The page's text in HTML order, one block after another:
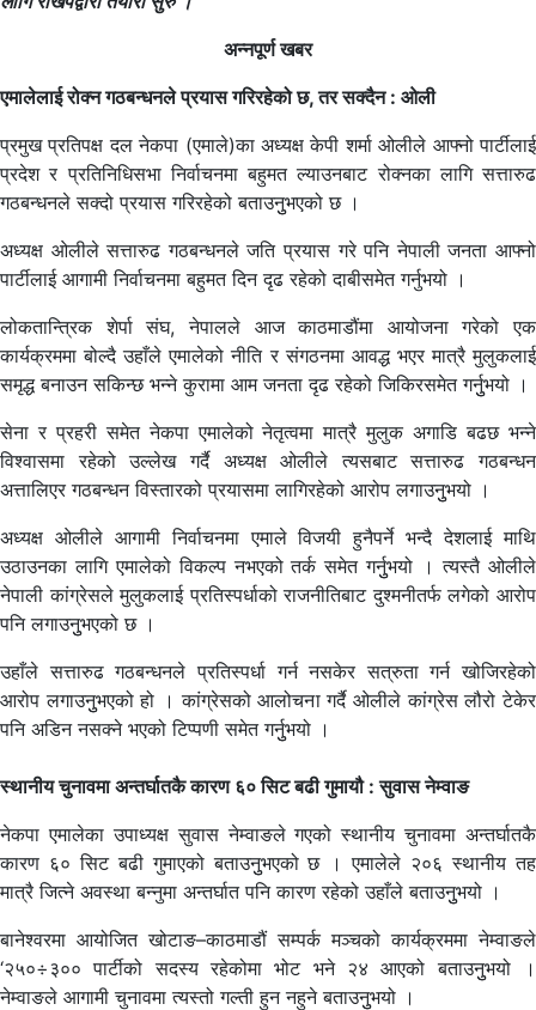
अन्नपूर्ण खबर
एमालेलाई रोक्न गठबन्धनले प्रयास गरिरहेको छ, तर सक्दैन : ओली
प्रमुख प्रतिपक्ष दल नेकपा (एमाले)का अध्यक्ष केपी शर्मा ओलीले आफ्नो पार्टीलाई
प्रदेश र प्रतिनिधिसभा निर्वाचनमा बहुमत ल्याउनबाट रोक्नका लागि सत्तारुढ
गठबन्धनले सक्दो प्रयास गरिरहेको बताउनुुभएको छ ।
अध्यक्ष ओलीले सत्तारुढ गठबन्धनले जति प्रयास गरे पनि नेपाली जनता आफ्नो
पार्टीलाई आगामी निर्वाचनमा बहुमत दिन दृढ रहेको दाबीसमेत गर्नुभयो ।
लोकतान्त्रिक शेर्पा संघ, नेपालले आज काठमाडौंमा आयोजना गरेको एक
कार्यक्रममा बोल्दै उहाँले एमालेको नीति र संगठनमा आवद्ध भएर मात्रै मुलुकलाई
समृद्ध बनाउन सकिन्छ भन्ने कुरामा आम जनता दृढ रहेको जिकिरसमेत गर्नुुभयो ।
सेना र प्रहरी समेत नेकपा एमालेको नेतृत्वमा मात्रै मुलुक अगाडि बढछ भन्ने
विश्वासमा रहेको उल्लेख गर्दै अध्यक्ष ओलीले त्यसबाट सत्तारुढ गठबन्धन
अत्तालिएर गठबन्धन विस्तारको प्रयासमा लागिरहेको आरोप लगाउनुुभयो ।
अध्यक्ष ओलीले आगामी निर्वाचनमा एमाले विजयी हुनैपर्ने भन्दै देशलाई माथि
उठाउनका लागि एमालेको विकल्प नभएको तर्क समेत गर्नुुभयो । त्यस्तै ओलीले
नेपाली कांग्रेसले मुलुकलाई प्रतिस्पर्धाको राजनीतिबाट दुश्मनीतर्फ लगेको आरोप
पनि लगाउनुुभएको छ ।
उहाँले सत्तारुढ गठबन्धनले प्रतिस्पर्धा गर्न नसकेर सत्रुता गर्न खोजिरहेको
आरोप लगाउनुुभएको हो । कांग्रेसको आलोचना गर्दै ओलीले कांग्रेस लौरो टेकेर
पनि अडिन नसक्ने भएको टिप्पणी समेत गर्नुुभयो ।
स्थानीय चुनावमा अन्तर्घातकै कारण ६० सिट बढी गुमायौ : सुवास नेम्वाङ
नेकपा एमालेका उपाध्यक्ष सुवास नेम्वाङले गएको स्थानीय चुनावमा अन्तर्घातकै
कारण ६० सिट बढी गुमाएको बताउनुुभएको छ । एमालेले २०६ स्थानीय तह
मात्रै जित्ने अवस्था बन्नुमा अन्तर्घात पनि कारण रहेको उहाँले बताउनुुभयो ।
बानेश्वरमा आयोजित खोटाङ–काठमाडौं सम्पर्क मञ्चको कार्यक्रममा नेम्वाङले
‘२५०÷३०० पार्टीको सदस्य रहेकोमा भोट भने २४ आएको बताउनुुभयो ।
नेम्वाङले आगामी चुनावमा त्यस्तो गल्ती हुन नहुने बताउनुुभयो ।